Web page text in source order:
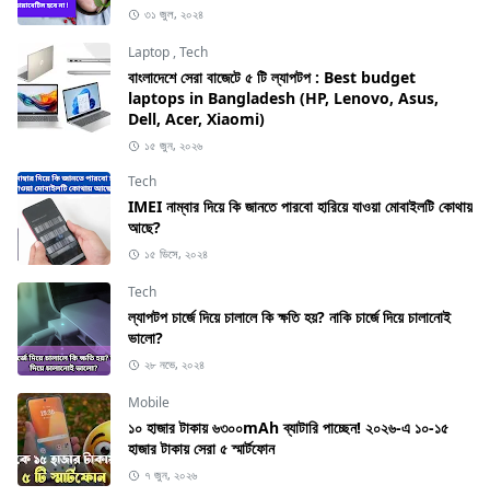
৩১ জুল, ২০২৪
Laptop ,Tech
বাংলাদেশে সেরা বাজেটে ৫ টি ল্যাপটপ : Best budget
laptops in Bangladesh (HP, Lenovo, Asus,
Dell, Acer, Xiaomi)
১৫ জুন, ২০২৬
Tech
IMEI নাম্বার দিয়ে কি জানতে পারবো হারিয়ে যাওয়া মোবাইলটি কোথায়
আছে?
১৫ ডিসে, ২০২৪
Tech
ল্যাপটপ চার্জে দিয়ে চালালে কি ক্ষতি হয়? নাকি চার্জে দিয়ে চালানোই
ভালো?
২৮ নভে, ২০২৪
Mobile
১০ হাজার টাকায় ৬৩০০mAh ব্যাটারি পাচ্ছেন! ২০২৬-এ ১০-১৫
হাজার টাকায় সেরা ৫ স্মার্টফোন
৭ জুন, ২০২৬